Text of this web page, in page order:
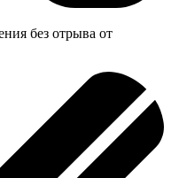
без отрыва от